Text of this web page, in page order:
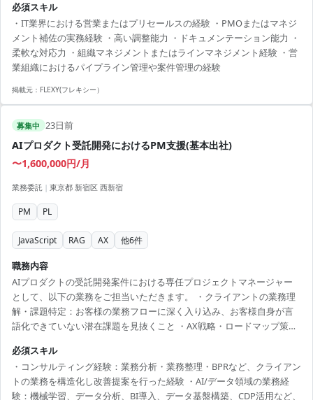
ラインマネジメントに近い役割として、営業と開発の調整やプロジェ
クトの円滑化を推進します。 ■募集背景 人員不足のため。
必須スキル
・IT業界における営業またはプリセールスの経験 ・PMOまたはマネジ
メント補佐の実務経験 ・高い調整能力 ・ドキュメンテーション能力 ・
柔軟な対応力 ・組織マネジメントまたはラインマネジメント経験 ・営
業組織におけるパイプライン管理や案件管理の経験
掲載元： FLEXY(フレキシー）
募集中 23日前
AIプロダクト受託開発におけるPM支援(基本出社)
〜1,600,000円/月
業務委託 | 東京都 新宿区 西新宿
PM PL
JavaScript RAG AX 他6件
職務内容
AIプロダクトの受託開発案件における専任プロジェクトマネージャー
として、以下の業務をご担当いただきます。 ・クライアントの業務理
解・課題特定：お客様の業務フローに深く入り込み、お客様自身が言
語化できていない潜在課題を見抜くこと ・AX戦略・ロードマップ策
案活動・営業同行：案件獲得に向けた提案書作成、顧客へのプレゼン
テーション ・要件定義・仕様策定：PRD／要件定義書／仕様書の作
成、顧客との合意形成 ・プロジェクトマネジメント：開発チーム（社
必須スキル
・コンサルティング経験：業務分析・業務整理・BPRなど、クライアン
トの業務を構造化し改善提案を行った経験 ・AI/データ領域の業務経
験：機械学習、データ分析、BI導入、データ基盤構築、CDP活用など、